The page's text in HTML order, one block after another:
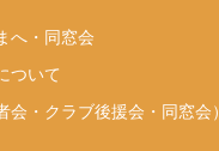
へ・同窓会
ついて
会・クラブ後援会・同窓会）